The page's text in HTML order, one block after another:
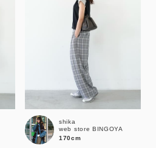
shika
web store BINGOYA
170cm